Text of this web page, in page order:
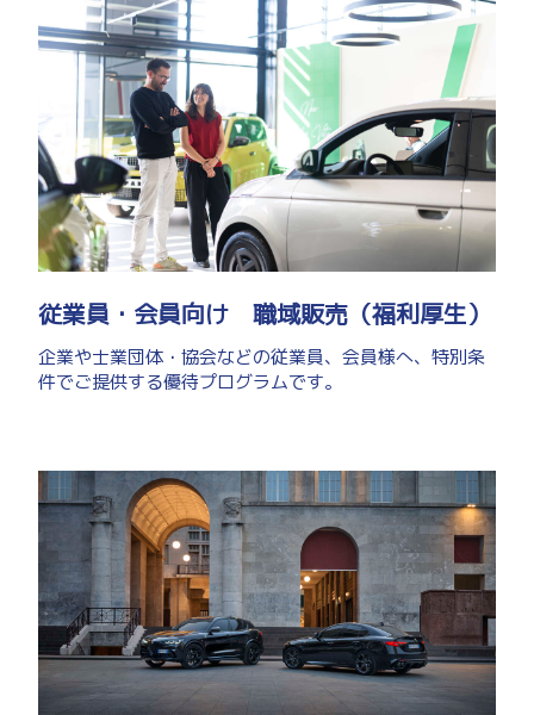
従業員・会員向け 職域販売（福利厚生）
企業や士業団体・協会などの従業員、会員様へ、特別条
件でご提供する優待プログラムです。